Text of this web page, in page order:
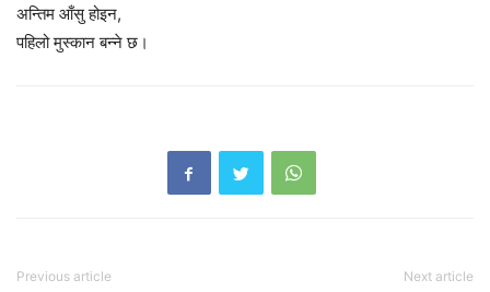
अन्तिम आँसु होइन,
पहिलो मुस्कान बन्ने छ।
Previous article Next article